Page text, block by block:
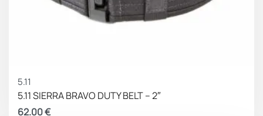
5.11
5.11 SIERRA BRAVO DUTY BELT – 2″
62.00€